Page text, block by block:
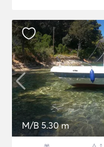
M/B 5.30 m